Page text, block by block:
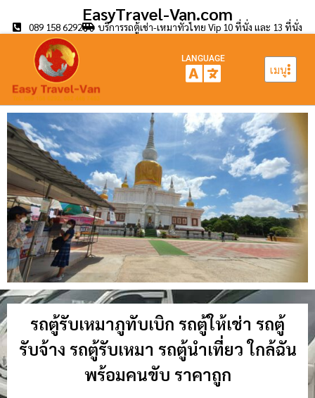
EasyTravel-Van.com
089 158 6292 บริการรถตู้เช่า-เหมาทั่วไทย Vip 10 ที่นั่ง และ 13 ที่นั่ง
เมนู
LANGUAGE
รถตู้รับเหมาภูทับเบิก รถตู้ให้เช่า รถตู้
รับจ้าง รถตู้รับเหมา รถตู้นำเที่ยว ใกล้ฉัน
พร้อมคนขับ ราคาถูก